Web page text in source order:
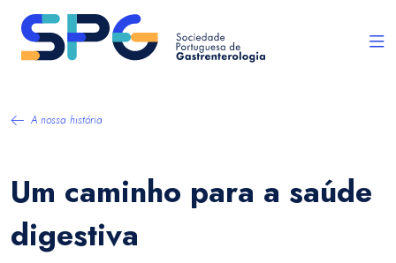
A nossa história
Um caminho para a saúde
digestiva